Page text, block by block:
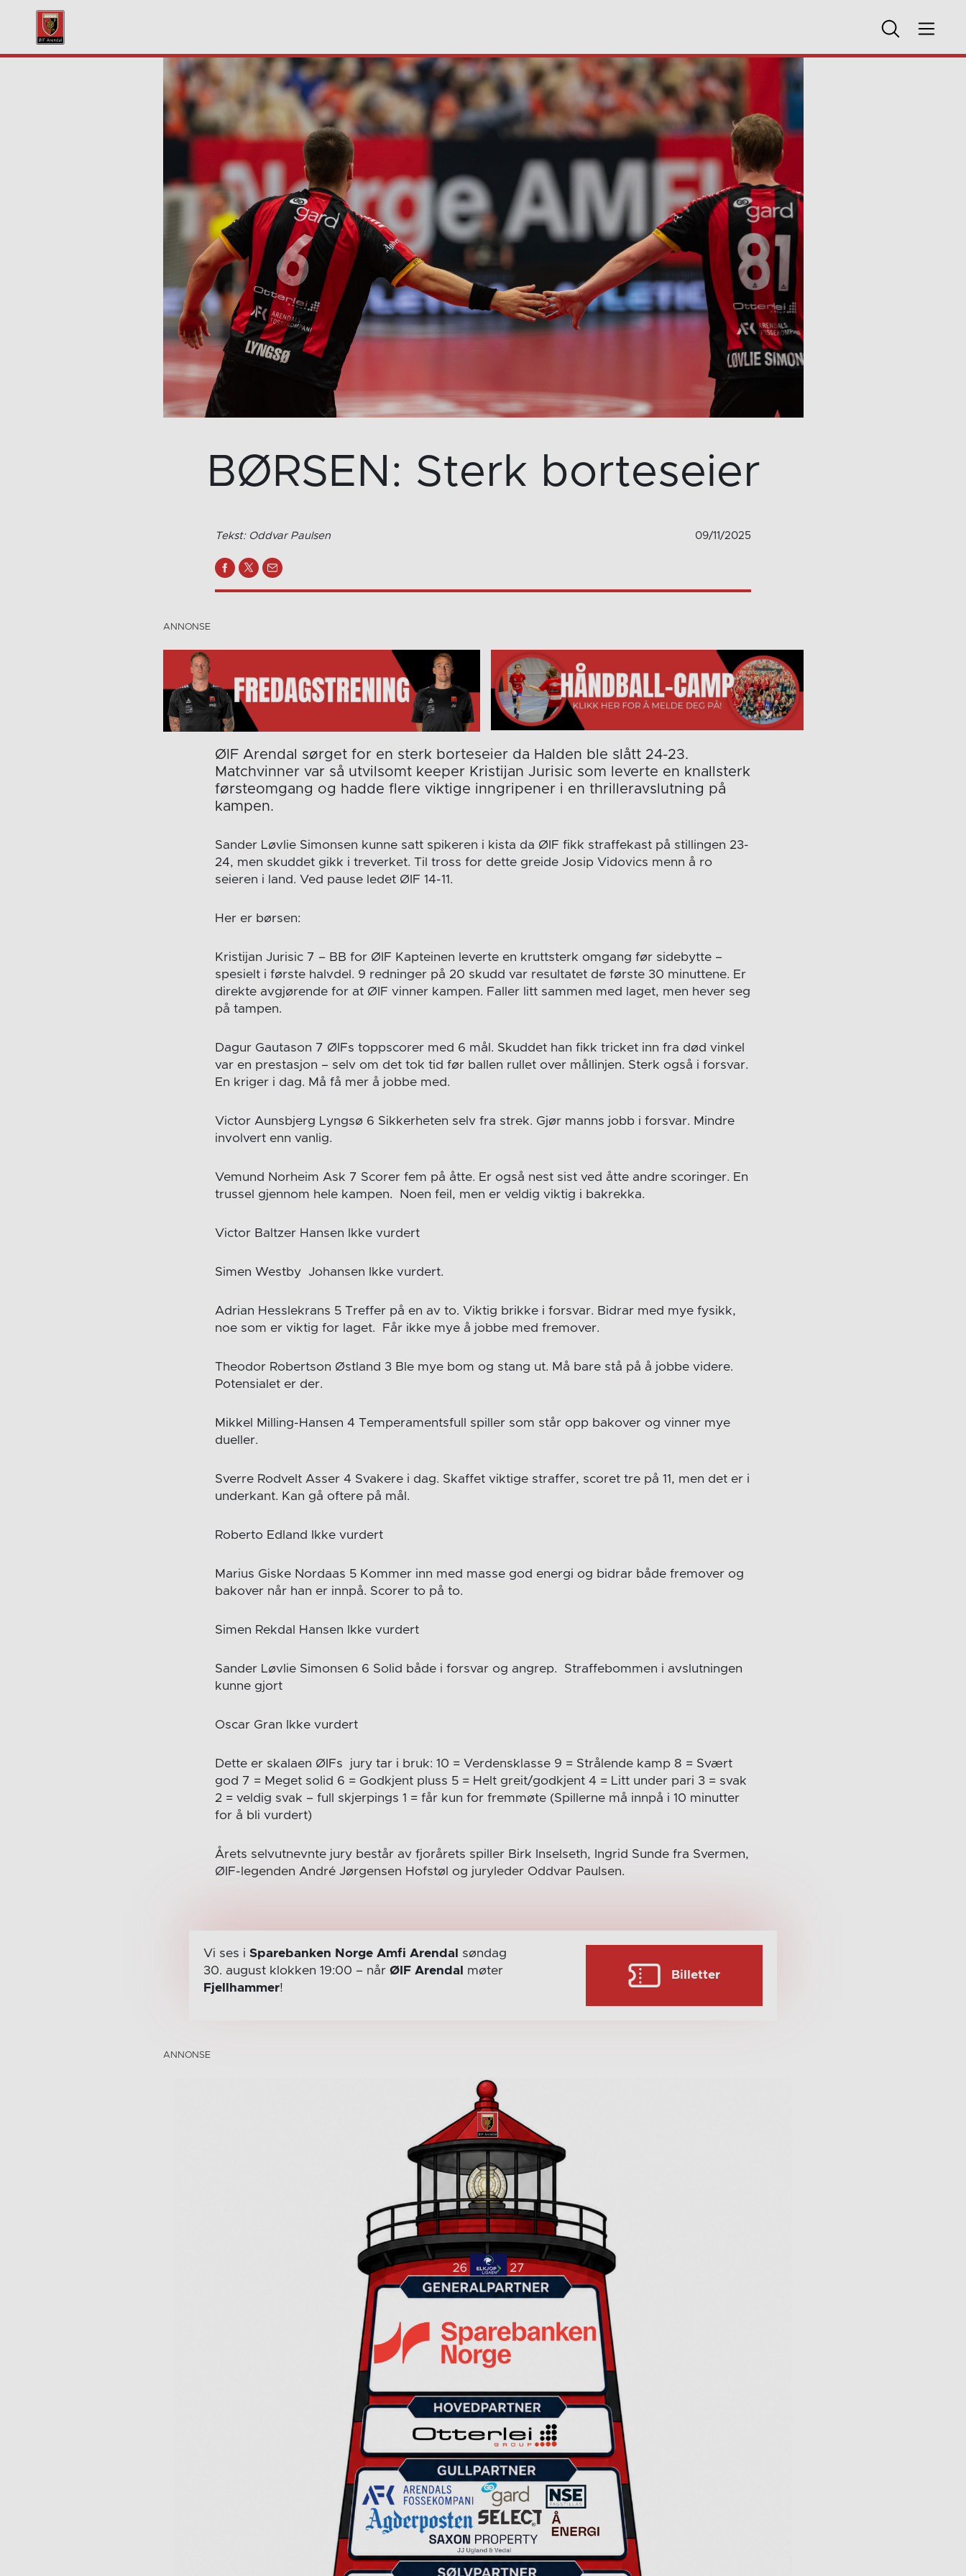
BØRSEN: Sterk borteseier
Tekst: Oddvar Paulsen 09/11/2025
ØIF Arendal sørget for en sterk borteseier da Halden ble slått 24-23.
Matchvinner var så utvilsomt keeper Kristijan Jurisic som leverte en knallsterk
førsteomgang og hadde flere viktige inngripener i en thrilleravslutning på
kampen.
Sander Løvlie Simonsen kunne satt spikeren i kista da ØIF fikk straffekast på stillingen 23-
24, men skuddet gikk i treverket. Til tross for dette greide Josip Vidovics menn å ro
seieren i land. Ved pause ledet ØIF 14-11.
Her er børsen:
Kristijan Jurisic 7 – BB for ØIF Kapteinen leverte en kruttsterk omgang før sidebytte –
spesielt i første halvdel. 9 redninger på 20 skudd var resultatet de første 30 minuttene. Er
direkte avgjørende for at ØIF vinner kampen. Faller litt sammen med laget, men hever seg
på tampen.
Dagur Gautason 7 ØIFs toppscorer med 6 mål. Skuddet han fikk tricket inn fra død vinkel
var en prestasjon – selv om det tok tid før ballen rullet over mållinjen. Sterk også i forsvar.
En kriger i dag. Må få mer å jobbe med.
Victor Aunsbjerg Lyngsø 6 Sikkerheten selv fra strek. Gjør manns jobb i forsvar. Mindre
involvert enn vanlig.
Vemund Norheim Ask 7 Scorer fem på åtte. Er også nest sist ved åtte andre scoringer. En
trussel gjennom hele kampen. Noen feil, men er veldig viktig i bakrekka.
Victor Baltzer Hansen Ikke vurdert
Simen Westby Johansen Ikke vurdert.
Adrian Hesslekrans 5 Treffer på en av to. Viktig brikke i forsvar. Bidrar med mye fysikk,
noe som er viktig for laget. Får ikke mye å jobbe med fremover.
Theodor Robertson Østland 3 Ble mye bom og stang ut. Må bare stå på å jobbe videre.
Potensialet er der.
Mikkel Milling-Hansen 4 Temperamentsfull spiller som står opp bakover og vinner mye
dueller.
Sverre Rodvelt Asser 4 Svakere i dag. Skaffet viktige straffer, scoret tre på 11, men det er i
underkant. Kan gå oftere på mål.
Roberto Edland Ikke vurdert
Marius Giske Nordaas 5 Kommer inn med masse god energi og bidrar både fremover og
bakover når han er innpå. Scorer to på to.
Simen Rekdal Hansen Ikke vurdert
Sander Løvlie Simonsen 6 Solid både i forsvar og angrep. Straffebommen i avslutningen
kunne gjort
Oscar Gran Ikke vurdert
Dette er skalaen ØIFs jury tar i bruk: 10 = Verdensklasse 9 = Strålende kamp 8 = Svært
god 7 = Meget solid 6 = Godkjent pluss 5 = Helt greit/godkjent 4 = Litt under pari 3 = svak
2 = veldig svak – full skjerpings 1 = får kun for fremmøte (Spillerne må innpå i 10 minutter
for å bli vurdert)
Årets selvutnevnte jury består av fjorårets spiller Birk Inselseth, Ingrid Sunde fra Svermen,
ØIF-legenden André Jørgensen Hofstøl og juryleder Oddvar Paulsen.
Vi ses i Sparebanken Norge Amfi Arendal
søndag
30. august klokken 19:00 – når ØIF Arendal
møter
Fjellhammer!
Billetter